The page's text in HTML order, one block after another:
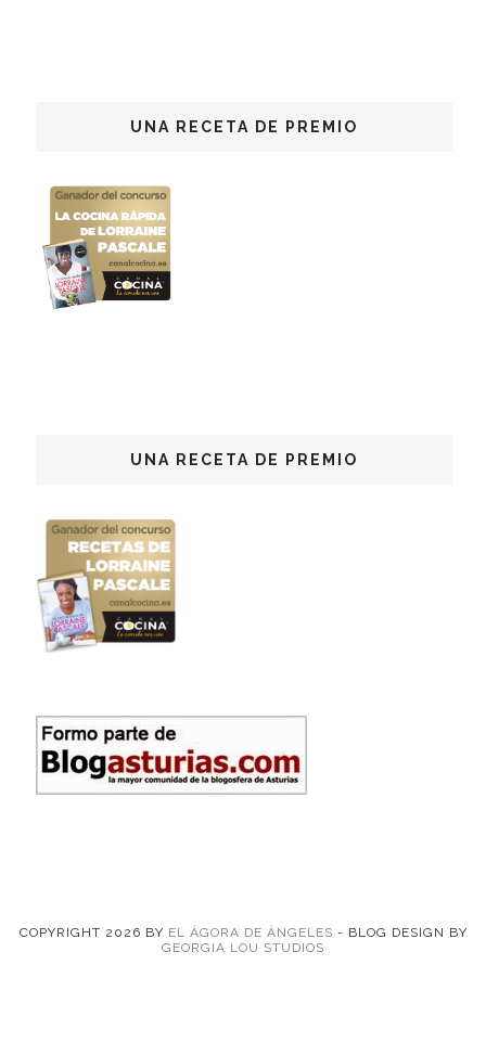
UNA RECETA DE PREMIO
UNA RECETA DE PREMIO
COPYRIGHT 2026 BY EL ÁGORA DE ÁNGELES - BLOG DESIGN BY
GEORGIA LOU STUDIOS